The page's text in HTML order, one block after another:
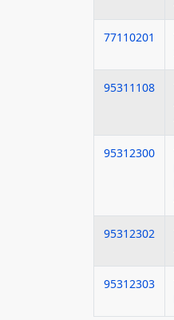
77110201
95311108
95312300
95312302
95312303